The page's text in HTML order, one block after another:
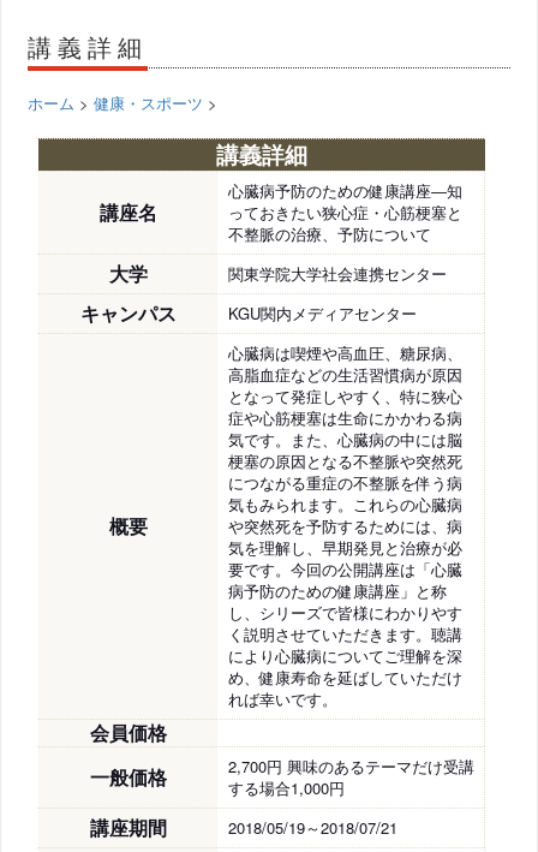
講義詳細
ホーム >健康・スポーツ >
講義詳細
講座名
心臓病予防のための健康講座―知
っておきたい狭心症・心筋梗塞と
不整脈の治療、予防について
大学 関東学院大学社会連携センター
キャンパス KGU関内メディアセンター
概要
心臓病は喫煙や高血圧、糖尿病、
高脂血症などの生活習慣病が原因
となって発症しやすく、特に狭心
症や心筋梗塞は生命にかかわる病
気です。また、心臓病の中には脳
梗塞の原因となる不整脈や突然死
につながる重症の不整脈を伴う病
気もみられます。これらの心臓病
や突然死を予防するためには、病
気を理解し、早期発見と治療が必
要です。今回の公開講座は「心臓
病予防のための健康講座」と称
し、シリーズで皆様にわかりやす
く説明させていただきます。聴講
により心臓病についてご理解を深
め、健康寿命を延ばしていただけ
れば幸いです。
会員価格
一般価格
2,700円 興味のあるテーマだけ受講
する場合1,000円
講座期間 2018/05/19～2018/07/21